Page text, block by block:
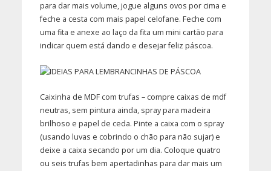
para dar mais volume, jogue alguns ovos por cima e
feche a cesta com mais papel celofane. Feche com
uma fita e anexe ao laço da fita um mini cartão para
indicar quem está dando e desejar feliz páscoa.
Caixinha de MDF com trufas – compre caixas de mdf
neutras, sem pintura ainda, spray para madeira
brilhoso e papel de ceda. Pinte a caixa com o spray
(usando luvas e cobrindo o chão para não sujar) e
deixe a caixa secando por um dia. Coloque quatro
ou seis trufas bem apertadinhas para dar mais um